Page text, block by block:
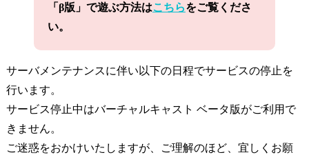
「β版」で遊ぶ方法はこちらをご覧くださ
い。
サーバメンテナンスに伴い以下の日程でサービスの停止を
行います。
サービス停止中はバーチャルキャスト ベータ版がご利用で
きません。
ご迷惑をおかけいたしますが、ご理解のほど、宜しくお願